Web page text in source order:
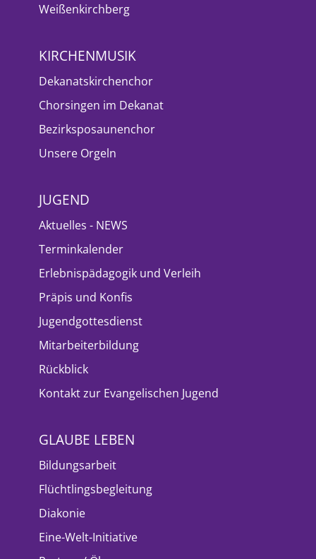
Weißenkirchberg
KIRCHENMUSIK
Dekanatskirchenchor
Chorsingen im Dekanat
Bezirksposaunenchor
Unsere Orgeln
JUGEND
Aktuelles - NEWS
Terminkalender
Erlebnispädagogik und Verleih
Präpis und Konfis
Jugendgottesdienst
Mitarbeiterbildung
Rückblick
Kontakt zur Evangelischen Jugend
GLAUBE LEBEN
Bildungsarbeit
Flüchtlingsbegleitung
Diakonie
Eine-Welt-Initiative